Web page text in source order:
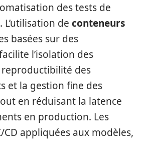
des tests de
de conteneurs
basées sur des
l’isolation des
des
et la gestion fine des
en réduisant la latence
en production. Les
CD appliquées aux modèles,